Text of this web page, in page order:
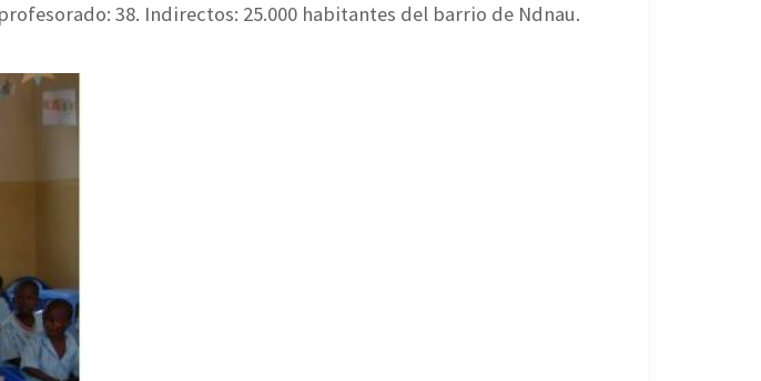
38. Indirectos: 25.000 habitantes del barrio de Ndnau.